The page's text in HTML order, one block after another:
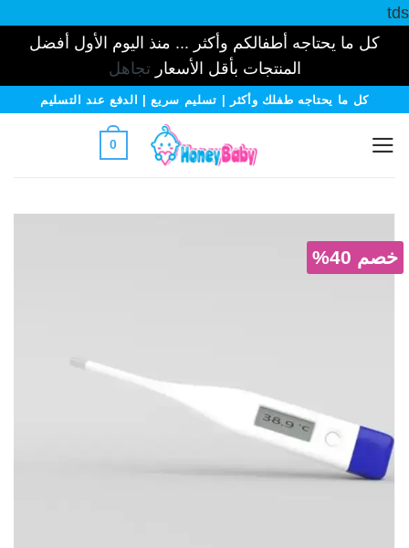
tds
كل ما يحتاجه أطفالكم وأكثر ... منذ اليوم الأول أفضل
المنتجات بأقل الأسعارتجاهل
تخطيكل ما يحتاجه طفلك وأكثر | تسليم سريع | الدفع عند التسليم
0
خصم 40%